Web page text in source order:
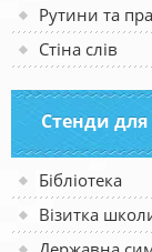
Рутини та
Стіна слів
Стенди
Бібліотека
Візитка